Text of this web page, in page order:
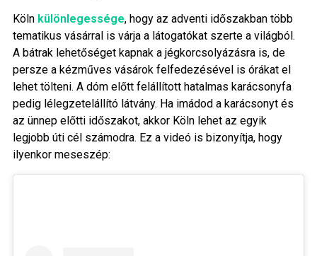
Köln különlegessége, hogy az adventi időszakban több
tematikus vásárral is várja a látogatókat szerte a világból.
A bátrak lehetőséget kapnak a jégkorcsolyázásra is, de
persze a kézműves vásárok felfedezésével is órákat el
lehet tölteni. A dóm előtt felállított hatalmas karácsonyfa
pedig lélegzetelállító látvány. Ha imádod a karácsonyt és
az ünnep előtti időszakot, akkor Köln lehet az egyik
legjobb úti cél számodra. Ez a videó is bizonyítja, hogy
ilyenkor meseszép: